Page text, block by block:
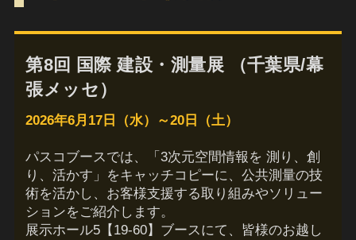
第8回 国際 建設・測量展 （千葉県/幕
張メッセ）
2026年6月17日（水）～20日（土）
パスコブースでは、「3次元空間情報を 測り、創
り、活かす」をキャッチコピーに、公共測量の技
術を活かし、お客様支援する取り組みやソリュー
ションをご紹介します。
展示ホール5【19-60】ブースにて、皆様のお越し